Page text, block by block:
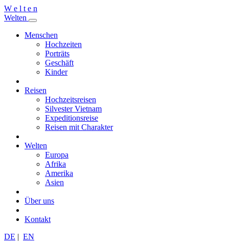
W e l t e n
Welten
Menschen
Hochzeiten
Porträts
Geschäft
Kinder
Reisen
Hochzeitsreisen
Silvester Vietnam
Expeditionsreise
Reisen mit Charakter
Welten
Europa
Afrika
Amerika
Asien
Über uns
Kontakt
DE | EN